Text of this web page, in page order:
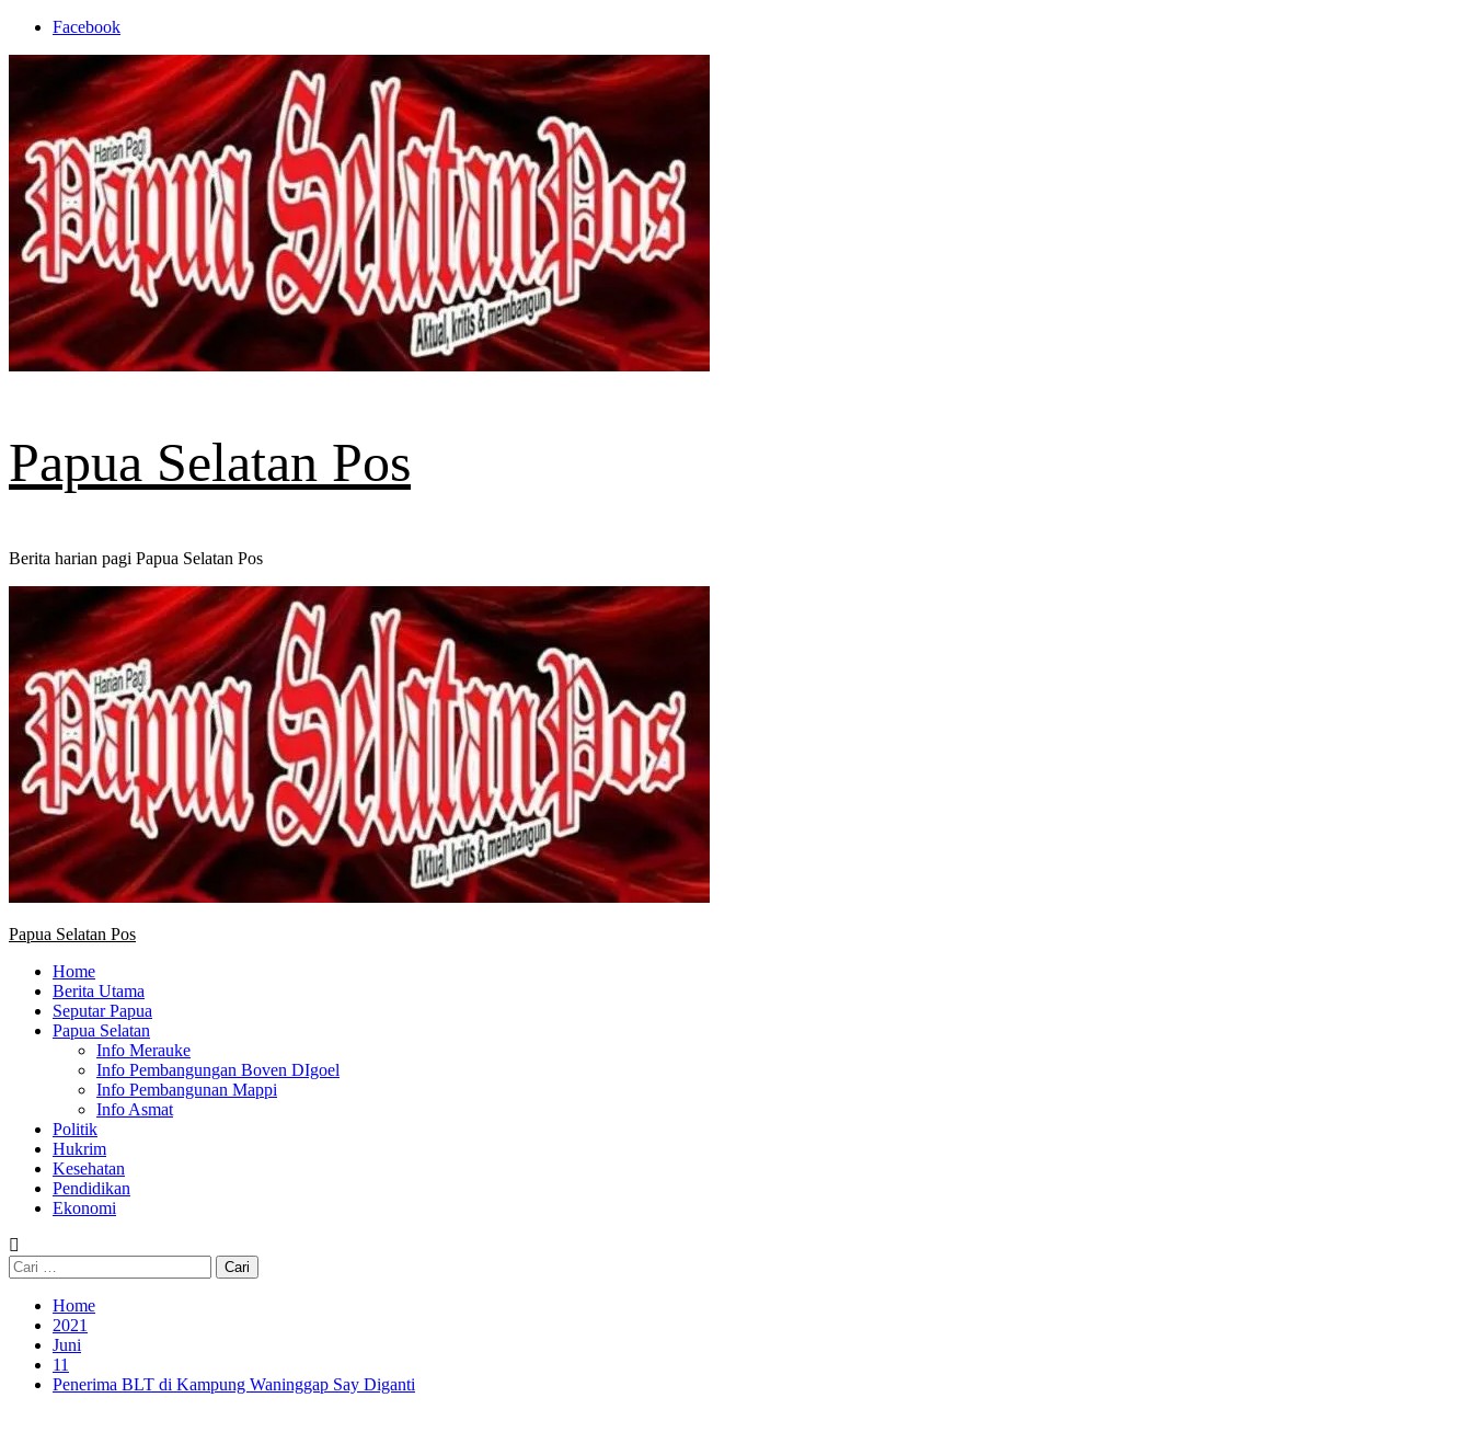
Skip
content
Facebook
Papua Selatan Pos
Berita harian pagi Papua Selatan Pos
Primary
Papua Selatan Pos
Home
Berita Utama
Seputar Papua
Papua Selatan
Info Merauke
Info Pembangungan Boven DIgoel
Info Pembangunan Mappi
Info Asmat
Politik
Hukrim
Kesehatan
Pendidikan
Ekonomi
Cari
untuk:
Home
2021
Juni
11
Penerima BLT di Kampung Waninggap Say Diganti